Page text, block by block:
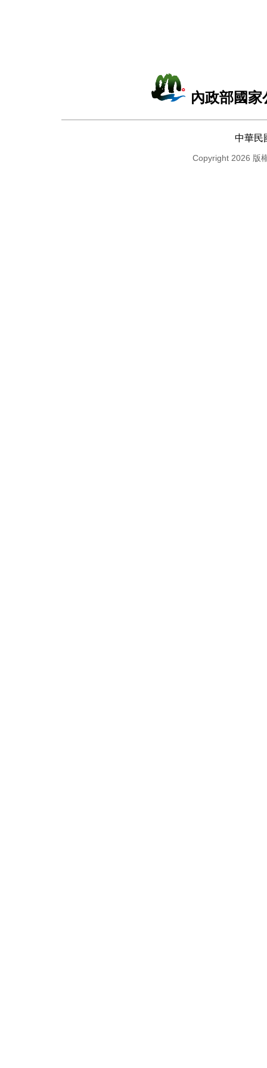
內政部國
中華民
Copyright 2026 版